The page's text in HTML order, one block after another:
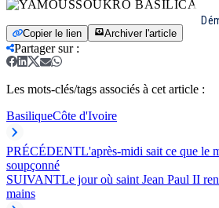
Copier le lien Archiver l'article
Partager sur:
Les mots-clés/tags associés à cet article :
BasiliqueCôte d'Ivoire
PRÉCÉDENTL'après-midi sait ce que le
soupçonné
SUIVANTLe jour où saint Jean Paul II
mains